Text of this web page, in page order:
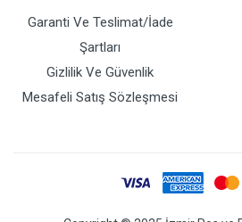
Garanti Ve Teslimat/İade
Şartları
Gizlilik Ve Güvenlik
Mesafeli Satış Sözleşmesi